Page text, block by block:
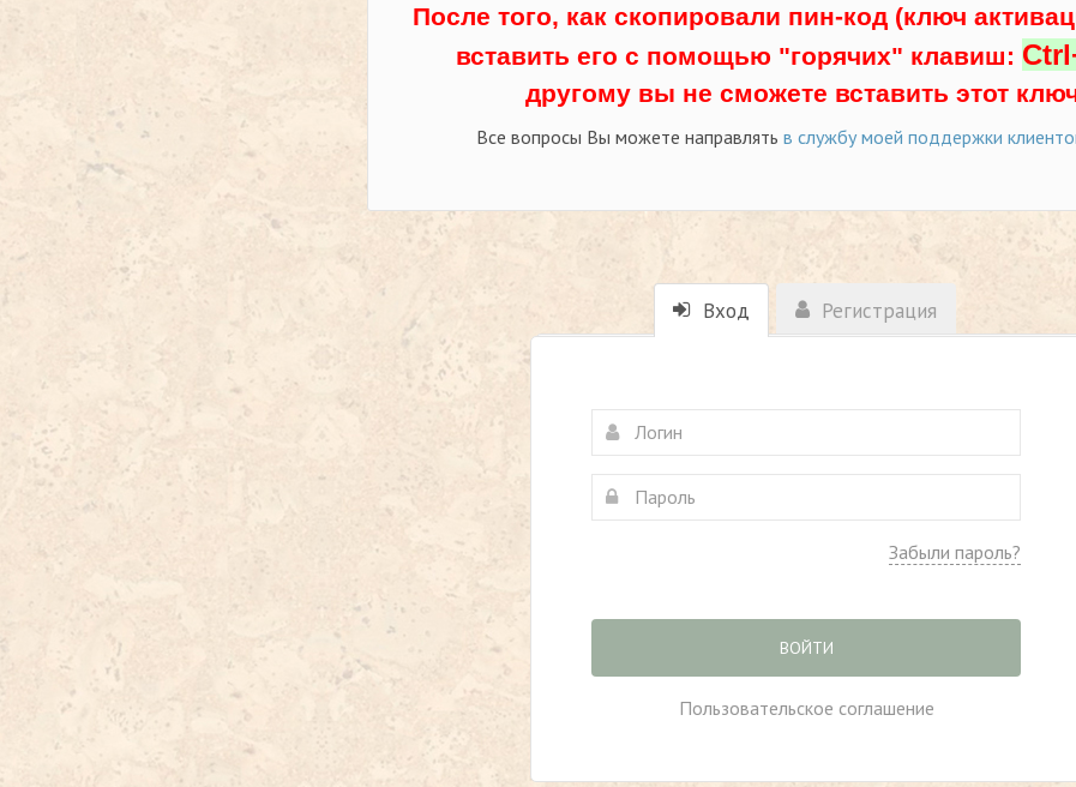
После того, как скопировали пин-код (ключ
вставить его с помощью "горячих" клавиш:
другому вы не сможете вставить этот
Все вопросы Вы можете направлять в службу моей поддержки
Вход Регистрация
Забыли пароль?
ВОЙТИ
Пользовательское соглашение